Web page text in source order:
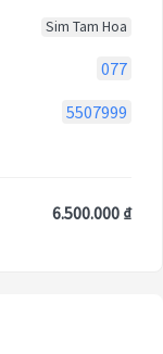
Sim Tam Hoa
077
5507999
6.500.000 ₫